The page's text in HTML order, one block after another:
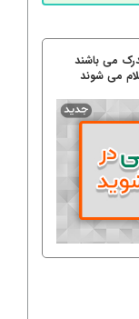
می باشند
می شوند